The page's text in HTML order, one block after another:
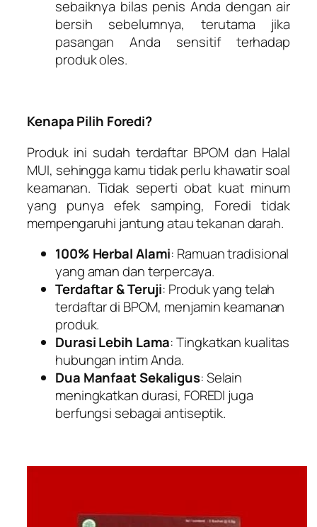
sebaiknya bilas penis Anda dengan air
bersih sebelumnya, terutama jika
pasangan Anda sensitif terhadap
produk oles.
Kenapa Pilih Foredi?
Produk ini sudah terdaftar BPOM dan Halal
MUI, sehingga kamu tidak perlu khawatir soal
keamanan. Tidak seperti obat kuat minum
yang punya efek samping, Foredi tidak
mempengaruhi jantung atau tekanan darah.
100% Herbal Alami: Ramuan tradisional
yang aman dan terpercaya.
Terdaftar & Teruji: Produk yang telah
terdaftar di BPOM, menjamin keamanan
produk.
Durasi Lebih Lama: Tingkatkan kualitas
hubungan intim Anda.
Dua Manfaat Sekaligus: Selain
meningkatkan durasi, FOREDI juga
berfungsi sebagai antiseptik.